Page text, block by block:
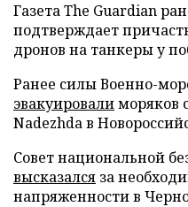
Газета The Guardian
подтверждает
дронов на танкеры у
Ранее силы Военно-
эвакуировалиморяков
Nadezhda в
Совет национальной
высказался за
напряженности в